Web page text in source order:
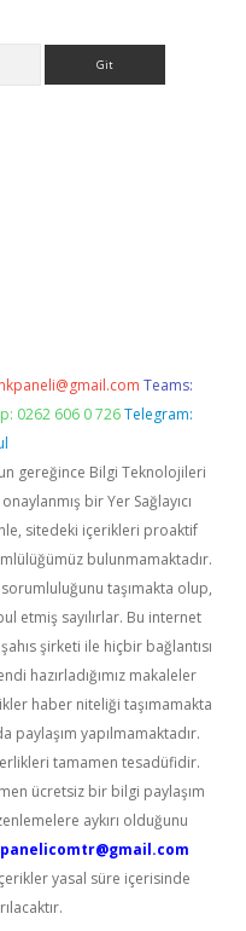
Teams:
0262 606 0 726 Telegram:
gereğince Bilgi Teknolojileri
bir Yer Sağlayıcı
sitedeki içerikleri proaktif
bulunmamaktadır.
taşımakta olup,
etmiş sayılırlar. Bu internet
şirketi ile hiçbir bağlantısı
hazırladığımız makaleler
haber niteliği taşımamakta
paylaşım yapılmamaktadır.
tamamen tesadüfidir.
ücretsiz bir bilgi paylaşım
aykırı olduğunu
yasal süre içerisinde